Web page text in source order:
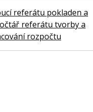
referátu pokladen a
referátu tvorby a
rozpočtu